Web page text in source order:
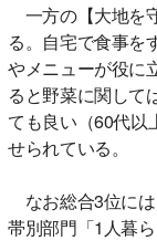
一方の【大地を
る。自宅で食事を
やメニューが役に
ると野菜に関して
ても良い（60代以
せられている。
なお総合3位に
帯別部門「1人暮